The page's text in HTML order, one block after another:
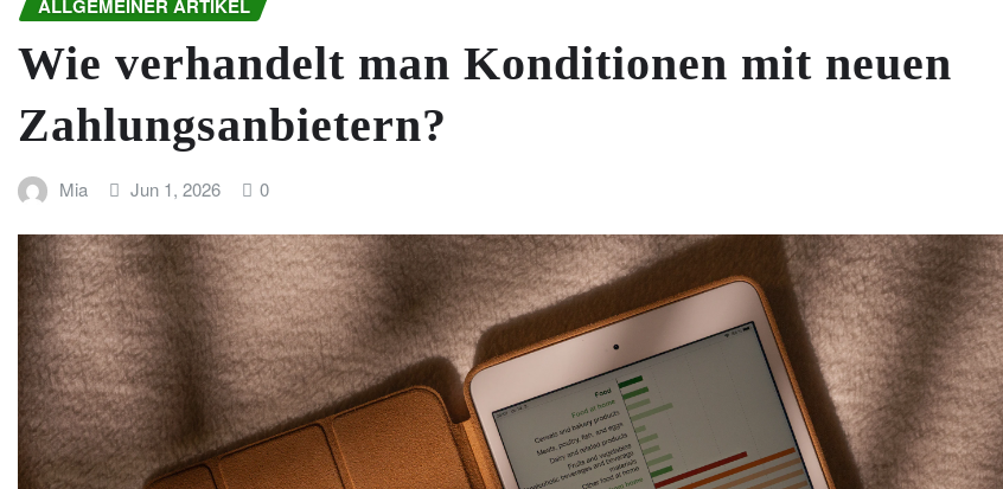
ALLGEMEINER ARTIKEL
Wie verhandelt man Konditionen mit neuen
Zahlungsanbietern?
Mia Jun 1, 2026 0